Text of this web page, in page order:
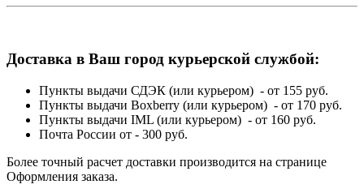
Доставка в Ваш город курьерской службой:
Пункты выдачи СДЭК (или курьером) - от 155 руб.
Пункты выдачи Boxberry (или курьером) - от 170 руб.
Пункты выдачи IML (или курьером) - от 160 руб.
Почта России от - 300 руб.
Более точный расчет доставки производится на странице
Оформления заказа.